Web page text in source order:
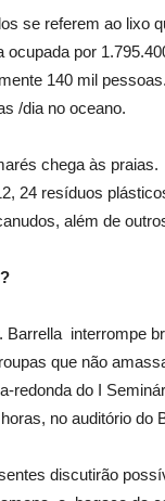
se referem ao lixo
ocupada por
140 mil
/dia no oceano.
chega às
24 resíduos
além de
Barrella interrompe
que não
redonda do I
no auditório do
discutirão